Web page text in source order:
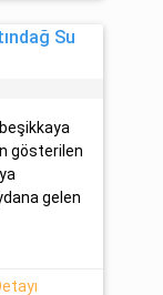
Su
gösterilen
gelen